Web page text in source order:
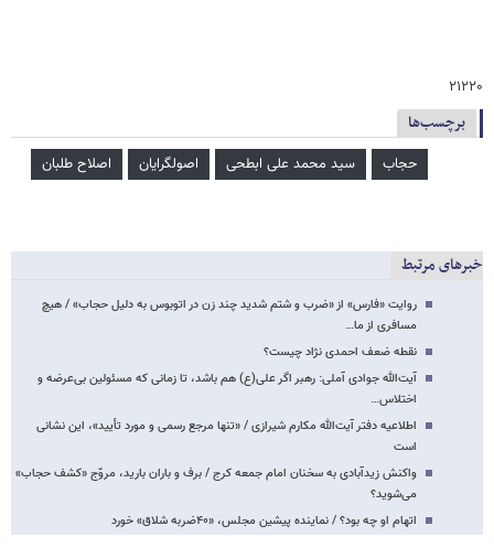
۲۱۲۲۰
برچسب‌ها
حجاب سید محمد علی ابطحی اصولگرایان اصلاح طلبان
خبرهای مرتبط
روایت «فارس» از «ضرب و شتم شدید چند زن در اتوبوس به دلیل حجاب» / هیچ
مسافری از ما…
نقطه ضعف احمدی نژاد چیست؟
آیت‌الله جوادی آملی: رهبر اگر علی(ع) هم باشد، تا زمانی که مسئولین بی‌‏عرضه و
اختلاس…
اطلاعیه دفتر آیت‌الله مکارم شیرازی / «تنها مرجع رسمی و مورد تأیید»، این نشانی
است
واکنش زیدآبادی به سخنان امام جمعه کرج / برف و باران بارید، مروّج «کشف حجاب»
می‌شوید؟
اتهام او چه بود؟ / نماینده پیشین مجلس، «۴۰ضربه شلاق» خورد